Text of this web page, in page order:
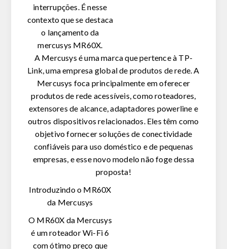
interrupções. É nesse
contexto que se destaca
o lançamento da
mercusys MR60X.
A Mercusys é uma marca que pertence à TP-
Link, uma empresa global de produtos de rede. A
Mercusys foca principalmente em oferecer
produtos de rede acessíveis, como roteadores,
extensores de alcance, adaptadores powerline e
outros dispositivos relacionados. Eles têm como
objetivo fornecer soluções de conectividade
confiáveis para uso doméstico e de pequenas
empresas, e esse novo modelo não foge dessa
proposta!
Introduzindo o MR60X
da Mercusys
O MR60X da Mercusys
é um roteador Wi-Fi 6
com ótimo preço que